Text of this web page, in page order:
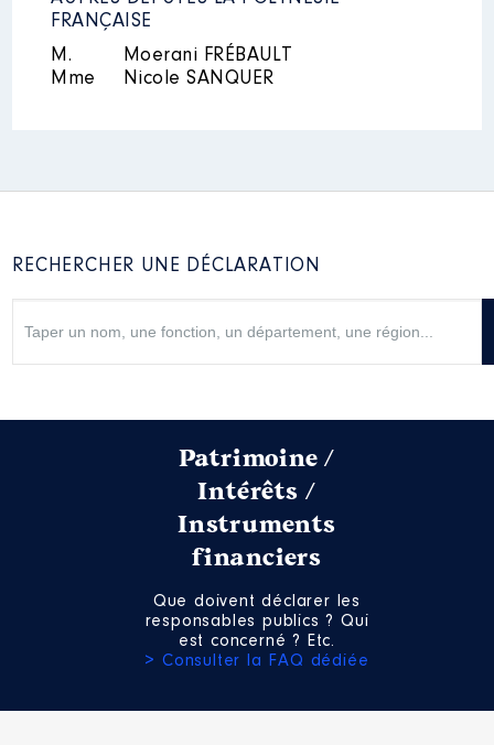
Société: HAMK 2
Non
Evaluation: 57241 € │ Nombre de
parts détenues : 50 │ Pourcentage du
capital détenu : 50 %
Rémunération ou gratification au
cours de l’année précédente
FRANÇAISE
M.
Moerani FRÉBAULT
Mme
Nicole SANQUER
RECHERCHER UNE DÉCLARATION
Patrimoine /
Intérêts /
Instruments
financiers
Que doivent déclarer les
responsables publics ? Qui
est concerné ? Etc.
> Consulter la FAQ dédiée